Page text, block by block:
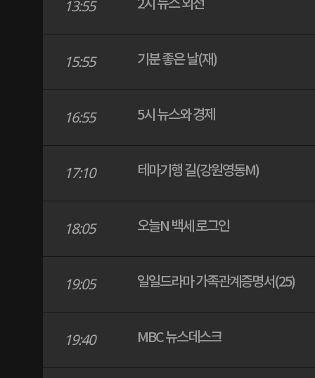
13:55 2시 뉴스 외전
15:55 기분 좋은 날(재)
16:55 5시 뉴스와 경제
17:10 테마기행 길(강원영동M)
18:05 오늘N 백세 로그인
19:05 일일드라마 가족관계증명서(25)
19:40 MBC 뉴스데스크